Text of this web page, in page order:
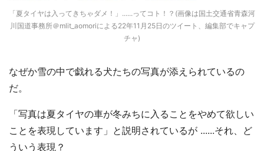
「夏タイヤは入ってきちゃダメ！」......ってコト！？(画像は国土交通省青森河
川国道事務所＠mlit_aomoriによる22年11月25日のツイート、編集部でキャプ
チャ)
なぜか雪の中で戯れる犬たちの写真が添えられているの
だ。
「写真は夏タイヤの車が冬みちに入ることをやめて欲しい
ことを表現しています」と説明されているが ......それ、ど
ういう表現？